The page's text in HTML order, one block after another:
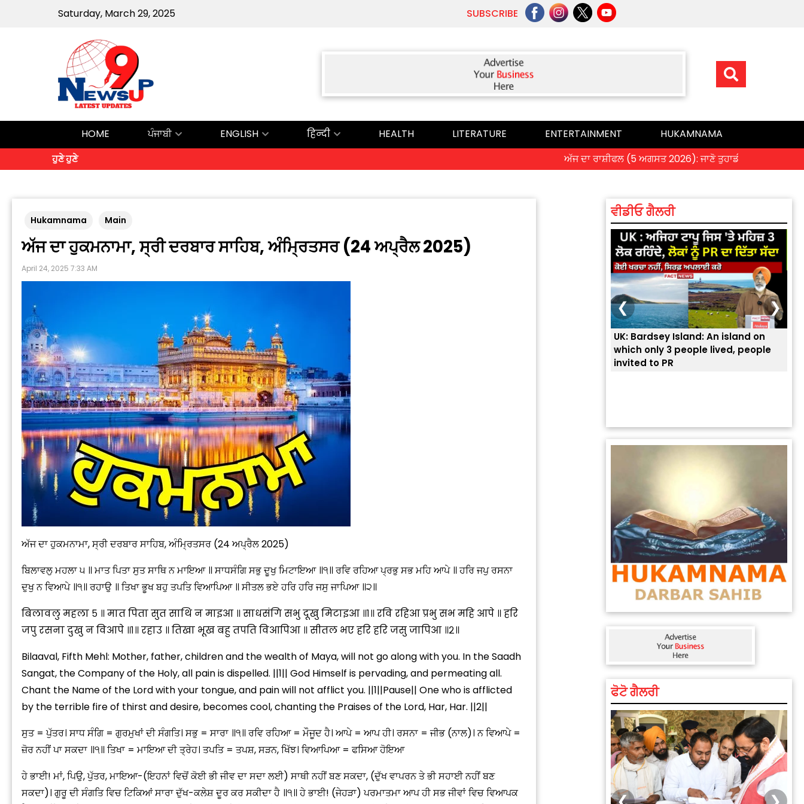
Saturday, March 29, 2025 SUBSCRIBE
HOME ਪੰਜਾਬੀ ENGLISH हिन्दी HEALTH LITERATURE ENTERTAINMENT
HUKAMNAMA
ਹੁਣੇ ਹੁਣੇ
ਅੱਜ ਦਾ ਰਾਸ਼ੀਫਲ (5 ਅਗਸਤ 2026): ਜਾਣੋ ਤੁਹਾਡੀ ਰਾਸ਼ੀ ‘ਤੇ ਗ੍ਰਹਿਆਂ ਦੀ
Hukamnama Main
ਅੱਜ ਦਾ ਹੁਕਮਨਾਮਾ, ਸ੍ਰੀ ਦਰਬਾਰ ਸਾਹਿਬ, ਅੰਮ੍ਰਿਤਸਰ (24 ਅਪ੍ਰੈਲ 2025)
April 24, 2025 7:33 AM
ਅੱਜ ਦਾ ਹੁਕਮਨਾਮਾ, ਸ੍ਰੀ ਦਰਬਾਰ ਸਾਹਿਬ, ਅੰਮ੍ਰਿਤਸਰ (24 ਅਪ੍ਰੈਲ 2025)
ਬਿਲਾਵਲੁ ਮਹਲਾ ੫ ॥ ਮਾਤ ਪਿਤਾ ਸੁਤ ਸਾਥਿ ਨ ਮਾਇਆ ॥ ਸਾਧਸੰਗਿ ਸਭੁ ਦੂਖੁ ਮਿਟਾਇਆ ॥੧॥ ਰਵਿ ਰਹਿਆ ਪ੍ਰਭੁ ਸਭ ਮਹਿ ਆਪੇ ॥ ਹਰਿ ਜਪੁ ਰਸਨਾ
ਦੁਖੁ ਨ ਵਿਆਪੇ ॥੧॥ ਰਹਾਉ ॥ ਤਿਖਾ ਭੂਖ ਬਹੁ ਤਪਤਿ ਵਿਆਪਿਆ ॥ ਸੀਤਲ ਭਏ ਹਰਿ ਹਰਿ ਜਸੁ ਜਾਪਿਆ ॥੨॥
बिलावलु महला ५ ॥ मात पिता सुत साथि न माइआ ॥ साधसंगि सभु दूखु मिटाइआ ॥१॥ रवि रहिआ प्रभु सभ महि आपे ॥ हरि
जपु रसना दुखु न विआपे ॥१॥ रहाउ ॥ तिखा भूख बहु तपति विआपिआ ॥ सीतल भए हरि हरि जसु जापिआ ॥२॥
Bilaaval, Fifth Mehl: Mother, father, children and the wealth of Maya, will not go along with you. In the Saadh
Sangat, the Company of the Holy, all pain is dispelled. ||1|| God Himself is pervading, and permeating all.
Chant the Name of the Lord with your tongue, and pain will not afflict you. ||1||Pause|| One who is afflicted
by the terrible fire of thirst and desire, becomes cool, chanting the Praises of the Lord, Har, Har. ||2||
ਸੁਤ = ਪੁੱਤਰ। ਸਾਧ ਸੰਗਿ = ਗੁਰਮੁਖਾਂ ਦੀ ਸੰਗਤਿ। ਸਭੁ = ਸਾਰਾ ॥੧॥ ਰਵਿ ਰਹਿਆ = ਮੌਜੂਦ ਹੈ। ਆਪੇ = ਆਪ ਹੀ। ਰਸਨਾ = ਜੀਭ (ਨਾਲ)। ਨ ਵਿਆਪੇ =
ਜ਼ੋਰ ਨਹੀਂ ਪਾ ਸਕਦਾ ॥੧॥ ਤਿਖਾ = ਮਾਇਆ ਦੀ ਤ੍ਰੇਹ। ਤਪਤਿ = ਤਪਸ਼, ਸੜਨ, ਖਿੱਝ। ਵਿਆਪਿਆ = ਫਸਿਆ ਹੋਇਆ
ਹੇ ਭਾਈ! ਮਾਂ, ਪਿਉ, ਪੁੱਤਰ, ਮਾਇਆ-(ਇਹਨਾਂ ਵਿਚੋਂ ਕੋਈ ਭੀ ਜੀਵ ਦਾ ਸਦਾ ਲਈ) ਸਾਥੀ ਨਹੀਂ ਬਣ ਸਕਦਾ, (ਦੁੱਖ ਵਾਪਰਨ ਤੇ ਭੀ ਸਹਾਈ ਨਹੀਂ ਬਣ
ਸਕਦਾ)। ਗੁਰੂ ਦੀ ਸੰਗਤਿ ਵਿਚ ਟਿਕਿਆਂ ਸਾਰਾ ਦੁੱਖ-ਕਲੇਸ਼ ਦੂਰ ਕਰ ਸਕੀਦਾ ਹੈ ॥੧॥ ਹੇ ਭਾਈ! (ਜੇਹੜਾ) ਪਰਮਾਤਮਾ ਆਪ ਹੀ ਸਭ ਜੀਵਾਂ ਵਿਚ ਵਿਆਪਕ
ਵੀਡੀਓ ਗੈਲਰੀ
Prabh Harmandar Sohna
UK: Bardsey Island: An island on
which only 3 people lived, people
invited to PR
❮ ❯
ਫੋਟੋ ਗੈਲਰੀ
❮ ❯